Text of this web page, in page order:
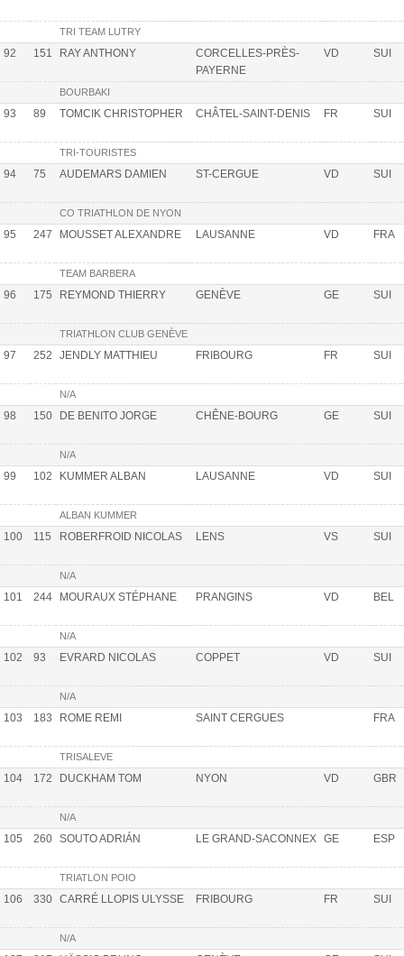
TRI TEAM LUTRY
92 151 RAY ANTHONY
CORCELLES-PRÈS-
PAYERNE
VD SUI
BOURBAKI
93 89 TOMCIK CHRISTOPHER CHÂTEL-SAINT-DENIS FR SUI
TRI-TOURISTES
94 75 AUDEMARS DAMIEN ST-CERGUE VD SUI
CO TRIATHLON DE NYON
95 247 MOUSSET ALEXANDRE LAUSANNE VD FRA
TEAM BARBERA
96 175 REYMOND THIERRY GENÈVE GE SUI
TRIATHLON CLUB GENÈVE
97 252 JENDLY MATTHIEU FRIBOURG FR SUI
N/A
98 150 DE BENITO JORGE CHÊNE-BOURG GE SUI
N/A
99 102 KUMMER ALBAN LAUSANNE VD SUI
ALBAN KUMMER
100 115 ROBERFROID NICOLAS LENS VS SUI
N/A
101 244 MOURAUX STÉPHANE PRANGINS VD BEL
N/A
102 93 EVRARD NICOLAS COPPET VD SUI
N/A
103 183 ROME REMI SAINT CERGUES FRA
TRISALEVE
104 172 DUCKHAM TOM NYON VD GBR
N/A
105 260 SOUTO ADRIÁN LE GRAND-SACONNEX GE ESP
TRIATLON POIO
106 330 CARRÉ LLOPIS ULYSSE FRIBOURG FR SUI
N/A